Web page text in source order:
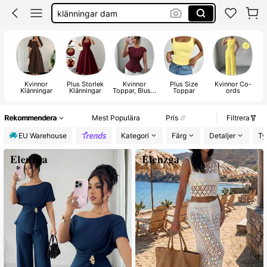
klänningar dam
bikini
Kvinnor
Klänningar
Plus Storlek
Klänningar
Kvinnor
Toppar, Blusar
Plus Size
Toppar
Kvinnor Co-
ords
Rekommendera Mest Populära Pris
Filtrera
EU Warehouse
Kategori Färg Detaljer